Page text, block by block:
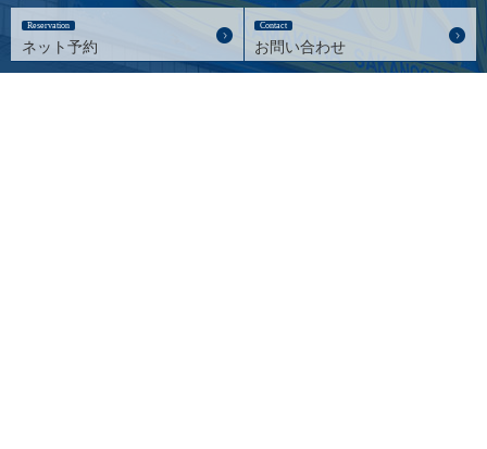
Reservation
ネット予約
Contact
お問い合わせ